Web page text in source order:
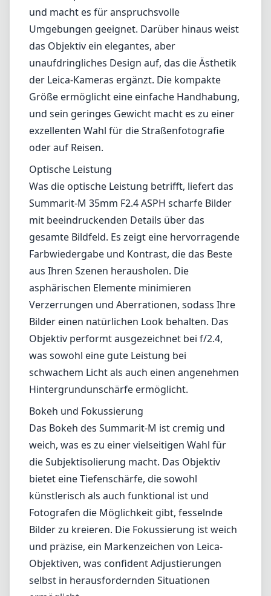
Optische Leistung
Was die optische Leistung betrifft, liefert das
Summarit-M 35mm F2.4 ASPH scharfe Bilder
mit beeindruckenden Details über das
gesamte Bildfeld. Es zeigt eine hervorragende
Farbwiedergabe und Kontrast, die das Beste
aus Ihren Szenen herausholen. Die
asphärischen Elemente minimieren
Verzerrungen und Aberrationen, sodass Ihre
Bilder einen natürlichen Look behalten. Das
Objektiv performt ausgezeichnet bei f/2.4,
was sowohl eine gute Leistung bei
schwachem Licht als auch einen angenehmen
Hintergrundunschärfe ermöglicht.
Bokeh und Fokussierung
Das Bokeh des Summarit-M ist cremig und
weich, was es zu einer vielseitigen Wahl für
die Subjektisolierung macht. Das Objektiv
bietet eine Tiefenschärfe, die sowohl
künstlerisch als auch funktional ist und
Fotografen die Möglichkeit gibt, fesselnde
Bilder zu kreieren. Die Fokussierung ist weich
und präzise, ein Markenzeichen von Leica-
Objektiven, was confident Adjustierungen
selbst in herausfordernden Situationen
ermöglicht.
Kompatibilität und Anwendungsbereiche
Die Brennweite von 35 mm wird oft als
„Standard“- oder „Universalobjektiv“ bei
Vollformat-Sensoren bezeichnet und eignet
sich gut für eine Vielzahl von fotografischen
Genres. Egal, ob Sie Landschaften, Porträts
oder Straßenfotografie aufnehmen, dieses
Objektiv ist jeder Herausforderung